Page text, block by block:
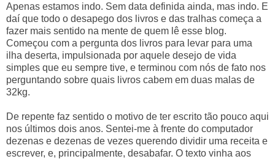
Apenas estamos indo. Sem data definida ainda, mas indo. E
daí que todo o desapego dos livros e das tralhas começa a
fazer mais sentido na mente de quem lê esse blog.
Começou com a pergunta dos livros para levar para uma
ilha deserta, impulsionada por aquele desejo de vida
simples que eu sempre tive, e terminou com nós de fato nos
perguntando sobre quais livros cabem em duas malas de
32kg.
De repente faz sentido o motivo de ter escrito tão pouco aqui
nos últimos dois anos. Sentei-me à frente do computador
dezenas e dezenas de vezes querendo dividir uma receita e
escrever, e, principalmente, desabafar. O texto vinha aos